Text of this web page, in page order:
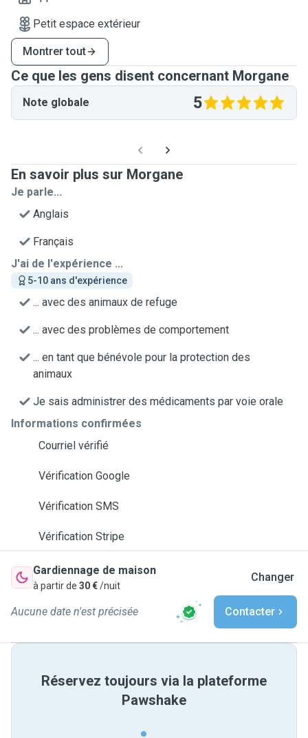
Petit espace extérieur
Montrer tout
Ce que les gens disent concernant Morgane
Note globale 5
En savoir plus sur Morgane
Je parle...
Anglais
Français
J'ai de l'expérience ...
5-10 ans d'expérience
... avec des animaux de refuge
... avec des problèmes de comportement
... en tant que bénévole pour la protection des
animaux
Je sais administrer des médicaments par voie orale
Informations confirmées
Courriel vérifié
Vérification Google
Vérification SMS
Vérification Stripe
Gardiennage de maison
à partir de 30 €/nuit
Changer
Aucune date n'est précisée Contacter
Réservez toujours via la plateforme
Pawshake